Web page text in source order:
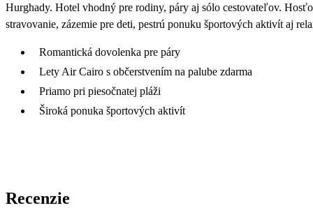
Hurghady. Hotel vhodný pre rodiny, páry aj sólo cestovateľov.
stravovanie, zázemie pre deti, pestrú ponuku športových aktivít aj
Romantická dovolenka pre páry
Lety Air Cairo s občerstvením na palube zdarma
Priamo pri piesočnatej pláži
Široká ponuka športových aktivít
Recenzie